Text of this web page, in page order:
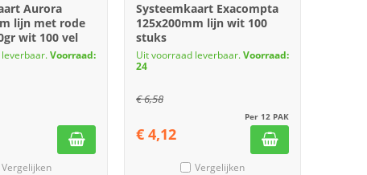
Aurora
lijn met rode
wit 100 vel
Voorraad:
Vergelijken
Systeemkaart Exacompta
125x200mm lijn wit 100
stuks
Uit voorraad leverbaar.Voorraad:
24
€6,58
Per 12 PAK
€ 4,12
Vergelijken